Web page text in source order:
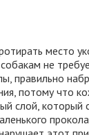
место
не
правильно
потому что
слой, который